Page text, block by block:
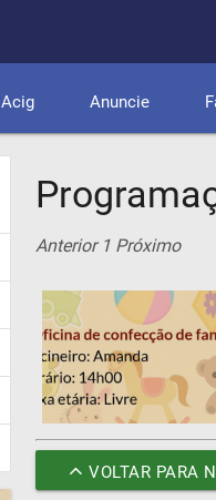
Acig Anuncie
Anterior 1 Próximo
VOLTAR PARA